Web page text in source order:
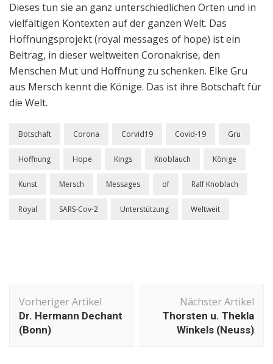
Dieses tun sie an ganz unterschiedlichen Orten und in
vielfältigen Kontexten auf der ganzen Welt. Das
Hoffnungsprojekt (royal messages of hope) ist ein
Beitrag, in dieser weltweiten Coronakrise, den
Menschen Mut und Hoffnung zu schenken. Elke Gru
aus Mersch kennt die Könige. Das ist ihre Botschaft für
die Welt.
Botschaft Corona Corvid19 Covid-19 Gru
Hoffnung Hope Kings Knoblauch Könige
Kunst Mersch Messages of Ralf Knoblach
Royal SARS-Cov-2 Unterstützung Weltweit
Vorheriger Artikel
Dr. Hermann Dechant
(Bonn)
Nächster Artikel
Thorsten u. Thekla
Winkels (Neuss)